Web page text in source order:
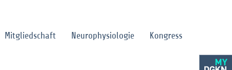
Mitgliedschaft Neurophysiologie Kongress